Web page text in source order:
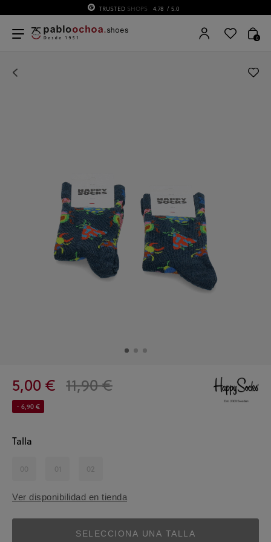
TRUSTEDSHOPS 4.78 / 5.0
0
5,00 € 11,90 €
- 6,90 €
Talla
00 01 02
Ver disponibilidad en tienda
SELECCIONA UNA TALLA